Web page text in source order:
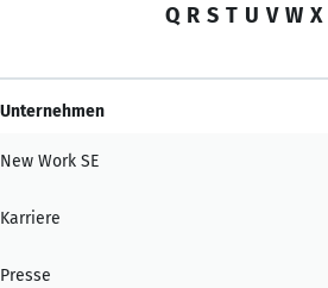
Q R S T U V W X
Unternehmen
New Work SE
Karriere
Presse